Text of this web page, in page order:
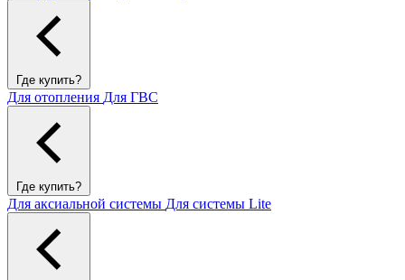
Где купить?
Для отопления Для ГВС
Где купить?
Для аксиальной системы Для системы Lite